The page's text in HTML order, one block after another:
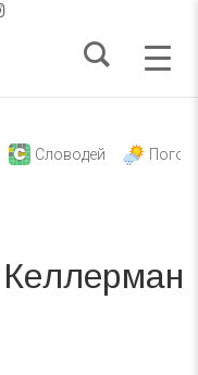
Словодей